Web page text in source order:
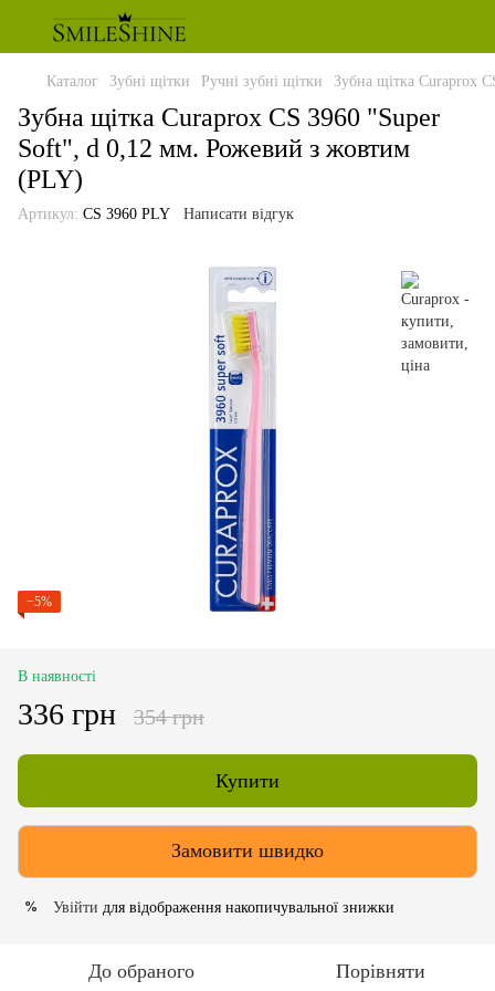
Каталог Зубні щітки Ручні зубні щітки Зубна щітка Curaprox
Зубна щітка Curaprox CS 3960 "Super
Soft", d 0,12 мм. Рожевий з жовтим
(PLY)
Артикул: CS 3960 PLY Написати відгук
−5%
В наявності
336 грн 354 грн
Купити
Замовити швидко
% Увійти для відображення накопичувальної знижки
До обраного Порівняти